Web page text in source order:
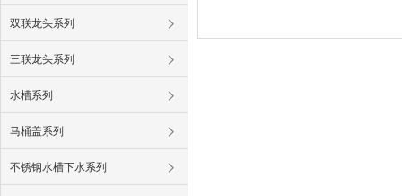
双联龙头系列
三联龙头系列
水槽系列
马桶盖系列
不锈钢水槽下水系列